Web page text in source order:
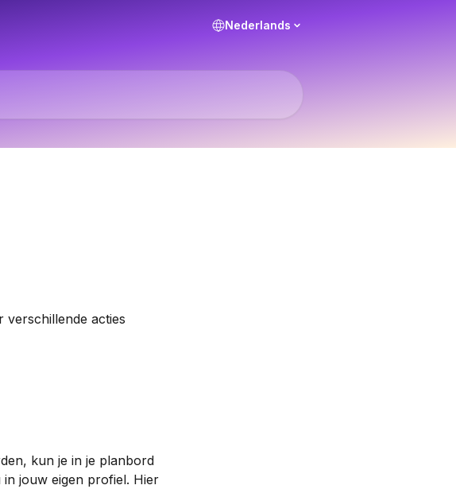
Nederlands
verschillende acties
kun je in je planbord
jouw eigen profiel. Hier